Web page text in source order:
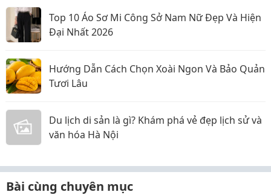
Top 10 Áo Sơ Mi Công Sở Nam Nữ Đẹp Và Hiện
Đại Nhất 2026
Hướng Dẫn Cách Chọn Xoài Ngon Và Bảo Quản
Tươi Lâu
Du lịch di sản là gì? Khám phá vẻ đẹp lịch sử và
văn hóa Hà Nội
Bài cùng chuyên mục